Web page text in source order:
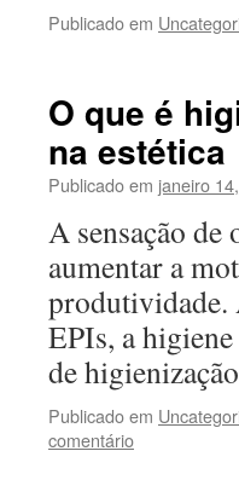
Publicado em
O que é
na estética
Publicado em janeiro
A sensação de
aumentar a
produtividade.
EPIs, a
de
Publicado em
comentário